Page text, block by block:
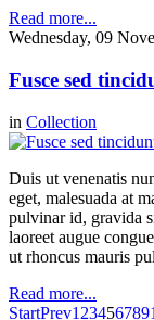
Read more...
Wednesday, 09
Fusce sed
in Collection
Duis ut venenatis
eget, malesuada at
pulvinar id, gravida
laoreet augue
ut rhoncus mauris
Read more...
StartPrev1 23456789